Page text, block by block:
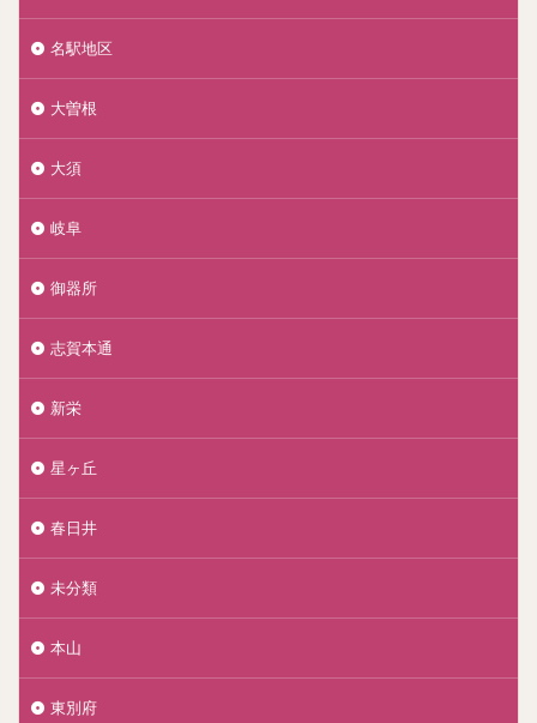
名駅地区
大曽根
大須
岐阜
御器所
志賀本通
新栄
星ヶ丘
春日井
未分類
本山
東別府